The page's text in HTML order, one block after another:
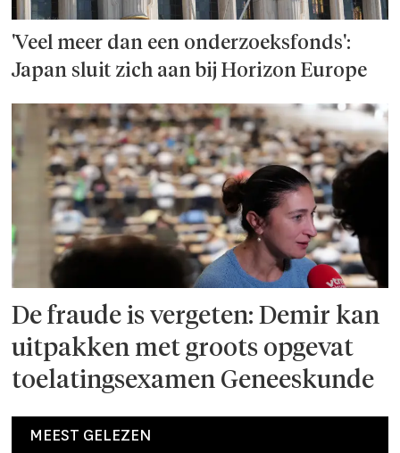
'Veel meer dan een onderzoeks­fonds':
Japan sluit zich aan bij Horizon Europe
De fraude is vergeten: Demir kan
uitpakken met groots opgevat
toelatingsexamen Geneeskunde
MEEST GELEZEN